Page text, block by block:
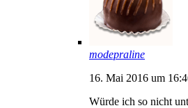
modepraline
16. Mai 2016 um
Würde ich so nicht